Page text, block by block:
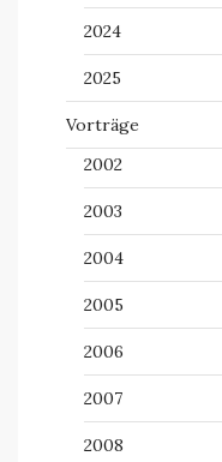
2024
2025
Vorträge
2002
2003
2004
2005
2006
2007
2008